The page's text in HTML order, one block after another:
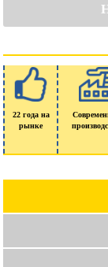
22 года на
рынке